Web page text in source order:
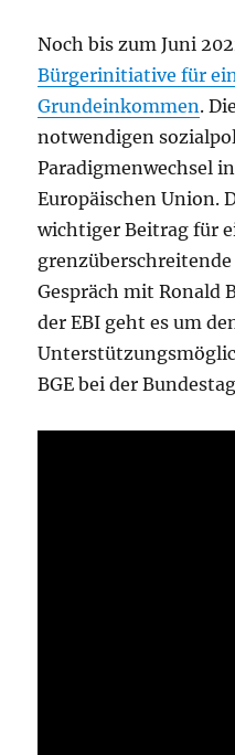
Noch bis zum Juni
Bürgerinitiative für
Grundeinkommen.
notwendigen
Paradigmenwechsel
Europäischen Union.
wichtiger Beitrag für
Gespräch mit Ronald
der EBI geht es um
BGE bei der